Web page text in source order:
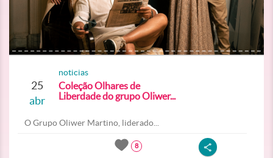
25
abr
noticias
Coleção Olhares de
Liberdade do grupo Oliwer...
O Grupo Oliwer Martino, liderado...
8